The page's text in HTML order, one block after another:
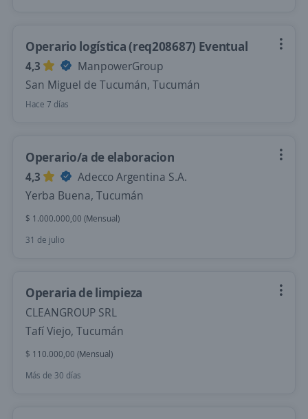
Operario logística (req208687) Eventual
4,3
ManpowerGroup
San Miguel de Tucumán, Tucumán
Hace 7 días
Operario/a de elaboracion
4,3
Adecco Argentina S.A.
Yerba Buena, Tucumán
$ 1.000.000,00 (Mensual)
31 de julio
Operaria de limpieza
CLEANGROUP SRL
Tafí Viejo, Tucumán
$ 110.000,00 (Mensual)
Más de 30 días